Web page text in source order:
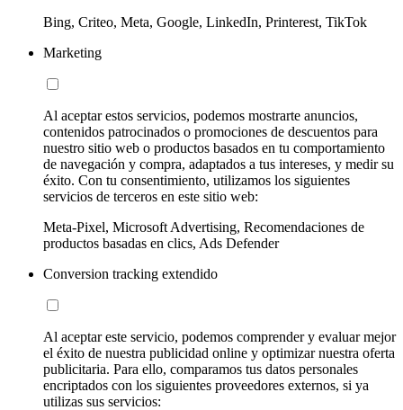
Bing, Criteo, Meta, Google, LinkedIn, Printerest, TikTok
Marketing
Al aceptar estos servicios, podemos mostrarte anuncios,
contenidos patrocinados o promociones de descuentos para
nuestro sitio web o productos basados en tu comportamiento
de navegación y compra, adaptados a tus intereses, y medir su
éxito. Con tu consentimiento, utilizamos los siguientes
servicios de terceros en este sitio web:
Meta-Pixel, Microsoft Advertising, Recomendaciones de
productos basadas en clics, Ads Defender
Conversion tracking extendido
Al aceptar este servicio, podemos comprender y evaluar mejor
el éxito de nuestra publicidad online y optimizar nuestra oferta
publicitaria. Para ello, comparamos tus datos personales
encriptados con los siguientes proveedores externos, si ya
utilizas sus servicios: